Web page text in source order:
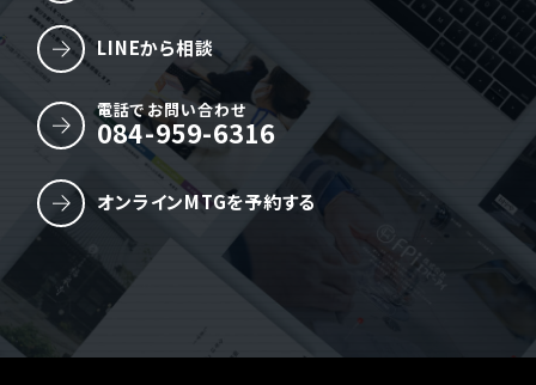
LINEから相談
電話でお問い合わせ
084-959-6316
オンラインMTGを予約する